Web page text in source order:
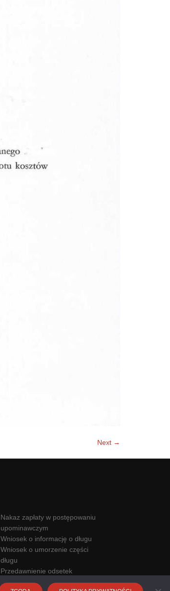
Next →
Nakaz zapłaty w postępowaniu
upominawczym
Wniosek o informację o długu
Wniosek o umorzenie części
długu
Przedawnienie odsetek
Kwota wolna od komornika